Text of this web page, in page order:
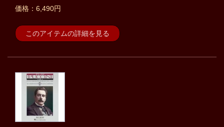
価格：6,490円
このアイテムの詳細を見る